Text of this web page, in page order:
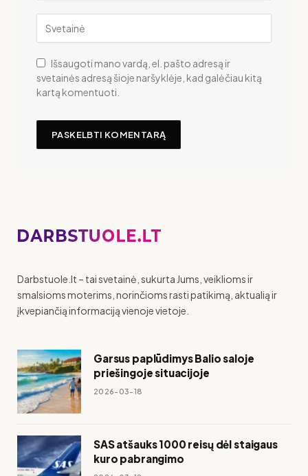
Išsaugoti mano vardą, el. pašto adresą ir
svetainės adresą šioje naršyklėje, kad galėčiau kitą
kartą komentuoti.
Darbstuole.lt – tai svetainė, sukurta Jums, veiklioms ir
smalsioms moterims, norinčioms rasti patikimą, aktualią ir
įkvepiančią informaciją vienoje vietoje.
Garsus paplūdimys Balio saloje
priešingoje situacijoje
2026-03-18
SAS atšauks 1000 reisų dėl staigaus
kuro pabrangimo